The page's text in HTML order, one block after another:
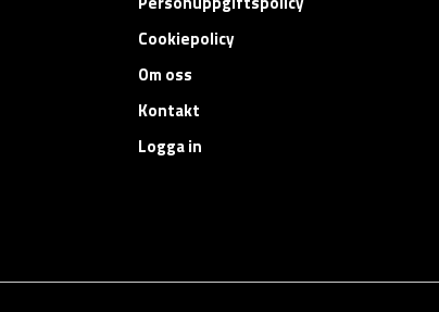
Cookiepolicy
Om oss
Kontakt
Logga in